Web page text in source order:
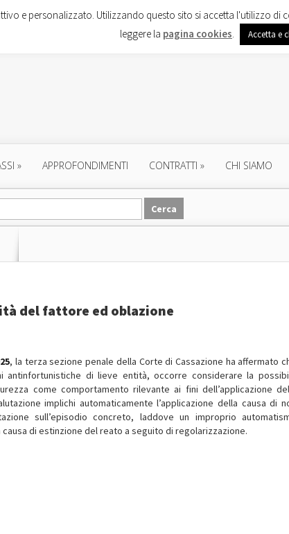
» APPROFONDIMENTI CONTRATTI » CHI SIAMO
del fattore ed oblazione
, la terza sezione penale della Corte di Cassazione ha affermato
antinfortunistiche di lieve entità, occorre considerare la
come comportamento rilevante ai fini dell’applicazione
implichi automaticamente l’applicazione della causa di
sull’episodio concreto, laddove un improprio
di estinzione del reato a seguito di regolarizzazione.
e personalizzato. Utilizzando questo sito si accetta l'utilizzo
leggere la pagina cookies. Accetta e